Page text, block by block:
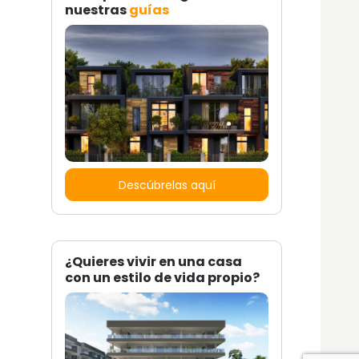
nuestrasguías
Descúbrelas aquí
¿Quieres vivir en una casa
con un estilo de vida propio?